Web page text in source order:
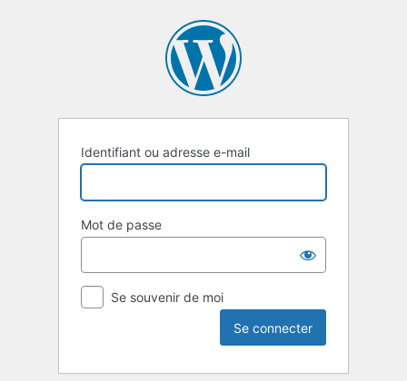
Identifiant ou adresse e-mail
Mot de passe
Se souvenir de moi